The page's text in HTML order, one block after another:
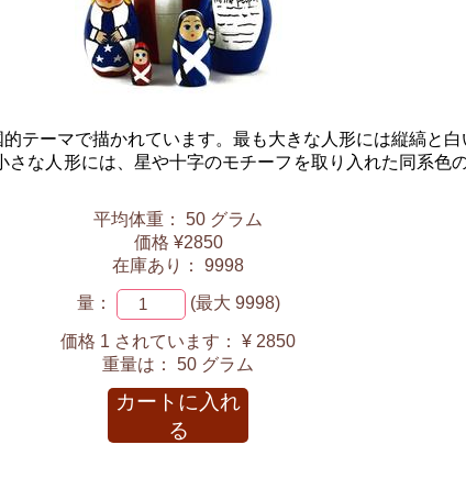
テーマで描かれています。最も大きな人形には縦縞と
な人形には、星や十字のモチーフを取り入れた同系色
平均体重： 50 グラム
価格 ¥2850
在庫あり： 9998
量： (最大 9998)
価格 1 されています：
¥ 2850
重量は： 50 グラム
カートに入れ
る